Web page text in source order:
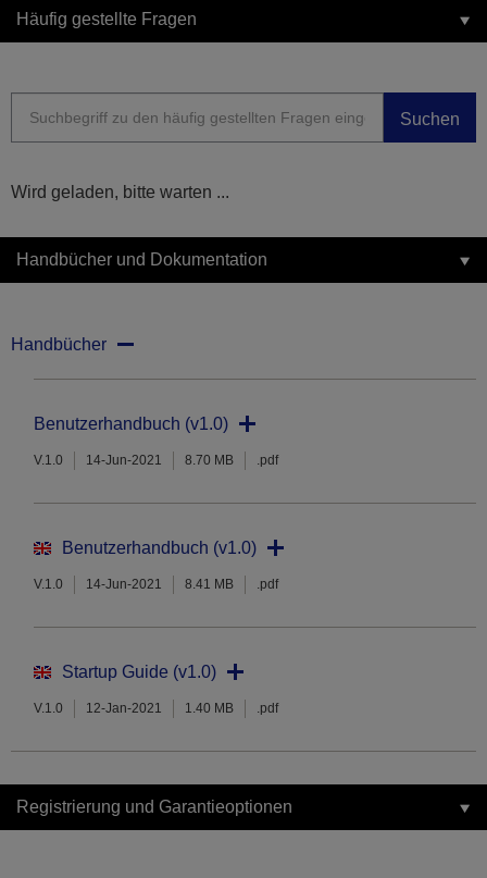
Häufig gestellte Fragen
Suchen
Wird geladen, bitte warten ...
Handbücher und Dokumentation
Handbücher
Benutzerhandbuch (v1.0)
V.1.0 14-Jun-2021 8.70 MB .pdf
Benutzerhandbuch (v1.0)
V.1.0 14-Jun-2021 8.41 MB .pdf
Startup Guide (v1.0)
V.1.0 12-Jan-2021 1.40 MB .pdf
Registrierung und Garantieoptionen